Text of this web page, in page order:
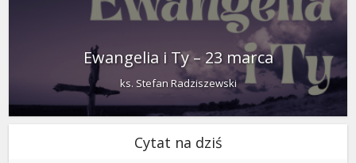
Ewangelia i Ty – 23 marca
ks. Stefan Radziszewski
Cytat na dziś